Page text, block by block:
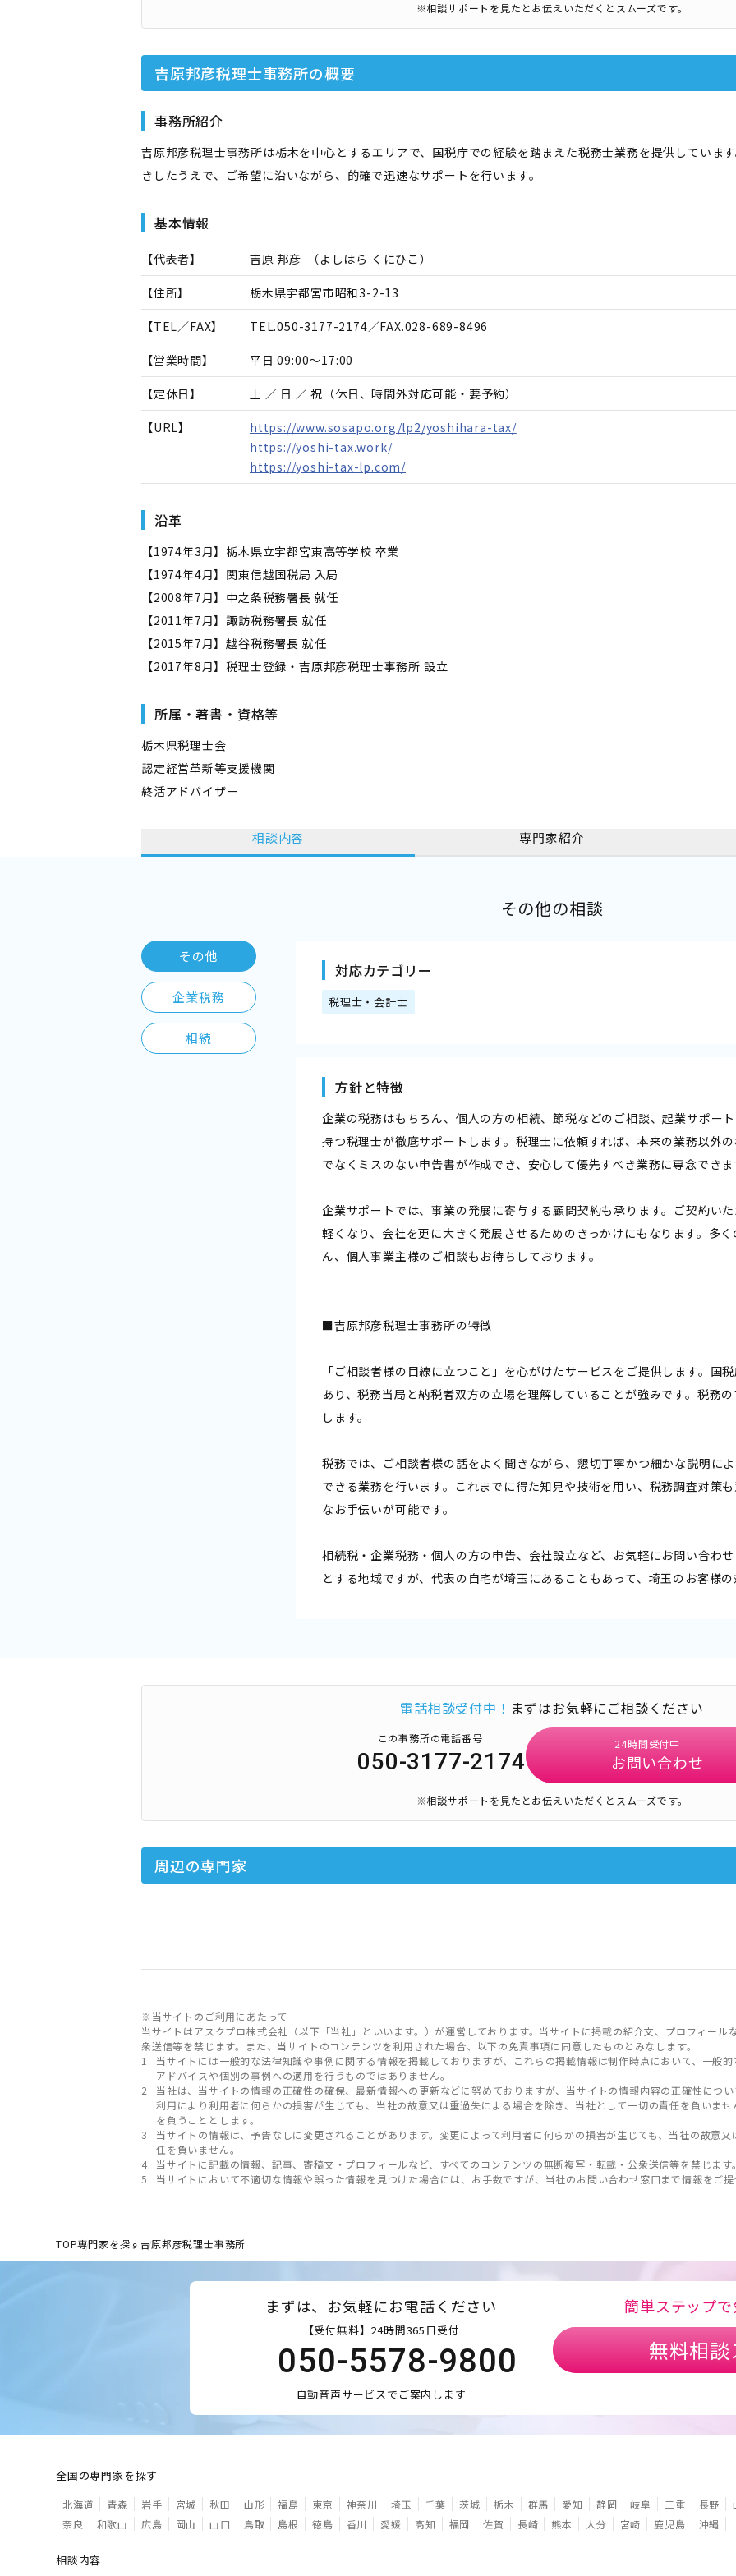
※相談サポートを見たとお伝えいただくとスムーズです。
吉原邦彦税理士事務所の概要
事務所紹介
吉原邦彦税理士事務所は栃木を中心とするエリアで、国税庁での経験を踏まえた税務士業務を提供していま
きしたうえで、ご希望に沿いながら、的確で迅速なサポートを行います。
基本情報
【代表者】 吉原 邦彦 （よしはら くにひこ）
【住所】 栃木県宇都宮市昭和3-2-13
【TEL／FAX】 TEL.050-3177-2174／FAX.028-689-8496
【営業時間】 平日 09:00～17:00
【定休日】 土 ／ 日 ／ 祝（休日、時間外対応可能・要予約）
【URL】
https://www.sosapo.org/lp2/yoshihara-tax/
https://yoshi-tax.work/
https://yoshi-tax-lp.com/
沿革
【1974年3月】栃木県立宇都宮東高等学校 卒業
【1974年4月】関東信越国税局 入局
【2008年7月】中之条税務署長 就任
【2011年7月】諏訪税務署長 就任
【2015年7月】越谷税務署長 就任
【2017年8月】税理士登録・吉原邦彦税理士事務所 設立
所属・著書・資格等
栃木県税理士会
認定経営革新等支援機関
終活アドバイザー
相談内容 専門家紹介
その他の相談
その他
企業税務
相続
対応カテゴリー
税理士・会計士
方針と特徴
企業の税務はもちろん、個人の方の相続、節税などのご相談、起業サポー
持つ税理士が徹底サポートします。税理士に依頼すれば、本来の業務以外
でなくミスのない申告書が作成でき、安心して優先すべき業務に専念でき
企業サポートでは、事業の発展に寄与する顧問契約も承ります。ご契約い
軽くなり、会社を更に大きく発展させるためのきっかけにもなります。多
ん、個人事業主様のご相談もお待ちしております。
■吉原邦彦税理士事務所の特徴
「ご相談者様の目線に立つこと」を心がけたサービスをご提供します。国
あり、税務当局と納税者双方の立場を理解していることが強みです。税務
します。
税務では、ご相談者様の話をよく聞きながら、懇切丁寧かつ細かな説明に
できる業務を行います。これまでに得た知見や技術を用い、税務調査対策
なお手伝いが可能です。
相続税・企業税務・個人の方の申告、会社設立など、お気軽にお問い合わ
とする地域ですが、代表の自宅が埼玉にあることもあって、埼玉のお客様
電話相談受付中！ まずはお気軽にご相談ください
この事務所の電話番号
050-3177-2174
24時間受付中
お問い合わせ
※相談サポートを見たとお伝えいただくとスムーズです。
周辺の専門家
※当サイトのご利用にあたって
当サイトはアスクプロ株式会社（以下「当社」といいます。）が運営しております。当サイトに掲載の紹介文、プロフィール
衆送信等を禁じます。また、当サイトのコンテンツを利用された場合、以下の免責事項に同意したものとみなします。
当サイトには一般的な法律知識や事例に関する情報を掲載しておりますが、これらの掲載情報は制作時点において、一般
アドバイスや個別の事例への適用を行うものではありません。
当社は、当サイトの情報の正確性の確保、最新情報への更新などに努めておりますが、当サイトの情報内容の正確性につ
利用により利用者に何らかの損害が生じても、当社の故意又は重過失による場合を除き、当社として一切の責任を負いま
を負うこととします。
当サイトの情報は、予告なしに変更されることがあります。変更によって利用者に何らかの損害が生じても、当社の故意
任を負いません。
当サイトに記載の情報、記事、寄稿文・プロフィールなど、すべてのコンテンツの無断複写・転載・公衆送信等を禁じます
当サイトにおいて不適切な情報や誤った情報を見つけた場合には、お手数ですが、当社のお問い合わせ窓口まで情報をご
TOP専門家を探す吉原邦彦税理士事務所
まずは、お気軽にお電話ください
【受付無料】24時間365日受付
050-5578-9800
自動音声サービスでご案内します
簡単ステップ
無料相
全国の専門家を探す
北海道 青森 岩手 宮城 秋田 山形 福島 東京 神奈川 埼玉 千葉 茨城 栃木 群馬 愛知 静岡 岐阜 三重 長野
奈良
和歌山 広島 岡山 山口 鳥取 島根 徳島 香川 愛媛 高知 福岡 佐賀 長崎 熊本 大分 宮崎 鹿児島 沖縄
相談内容